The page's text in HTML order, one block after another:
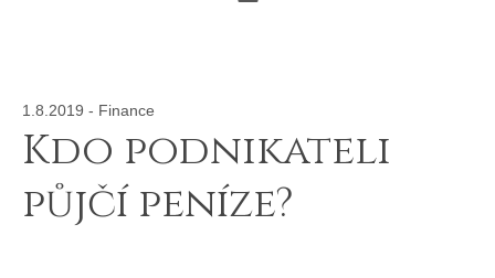
1.8.2019 - Finance
Kdo podnikateli
půjčí peníze?